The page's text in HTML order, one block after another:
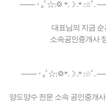
─── ･ ｡ﾟ☆:💢 *.☽ .* :☆ﾟ.
대표님의 지금 순간의
소속공인중개사 정성
─── ･ ｡ﾟ☆:💢*.☽ .* :☆ﾟ.
양도양수 전문 소속 공인중개